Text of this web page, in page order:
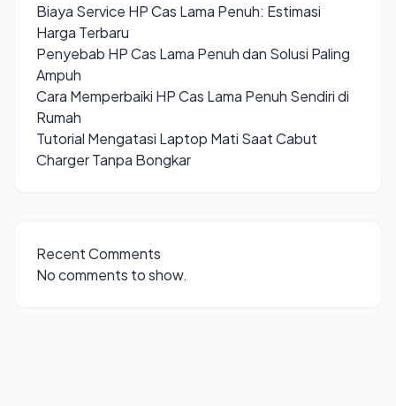
Biaya Service HP Cas Lama Penuh: Estimasi
Harga Terbaru
Penyebab HP Cas Lama Penuh dan Solusi Paling
Ampuh
Cara Memperbaiki HP Cas Lama Penuh Sendiri di
Rumah
Tutorial Mengatasi Laptop Mati Saat Cabut
Charger Tanpa Bongkar
Recent Comments
No comments to show.